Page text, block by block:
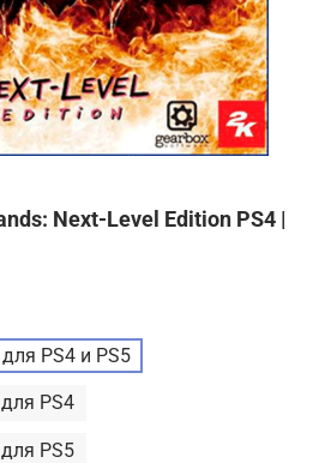
Next-Level Edition PS4 |
PS4 и PS5
PS4
PS5